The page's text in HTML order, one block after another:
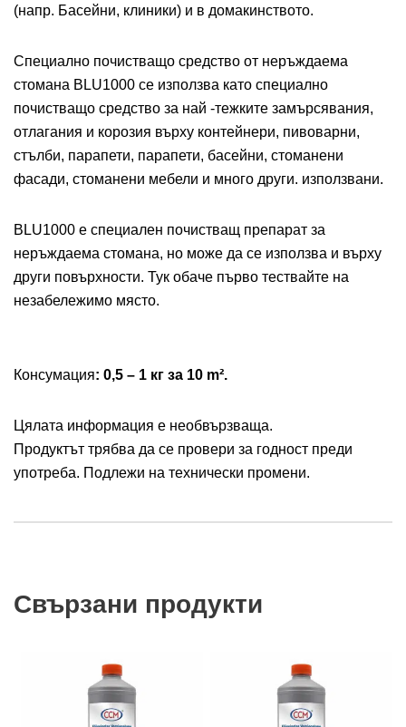
(напр. Басейни, клиники) и в домакинството.
Специално почистващо средство от неръждаема
стомана BLU1000 се използва като специално
почистващо средство за най -тежките замърсявания,
отлагания и корозия върху контейнери, пивоварни,
стълби, парапети, парапети, басейни, стоманени
фасади, стоманени мебели и много други. използвани.
BLU1000 е специален почистващ препарат за
неръждаема стомана, но може да се използва и върху
други повърхности. Тук обаче първо тествайте на
незабележимо място.
Консумация: 0,5 – 1 кг за 10 m².
Цялата информация е необвързваща.
Продуктът трябва да се провери за годност преди
употреба. Подлежи на технически промени.
Свързани продукти